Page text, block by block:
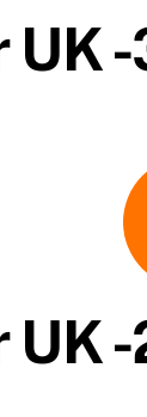
UK
UK